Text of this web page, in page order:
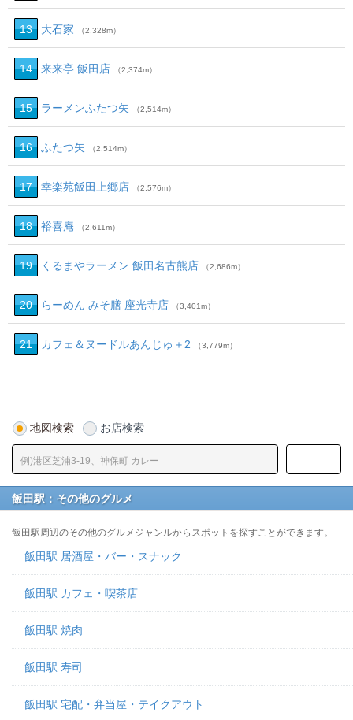
13 大石家 （2,328m）
14 来来亭 飯田店 （2,374m）
15 ラーメンふたつ矢 （2,514m）
16 ふたつ矢 （2,514m）
17 幸楽苑飯田上郷店 （2,576m）
18 裕喜庵 （2,611m）
19 くるまやラーメン 飯田名古熊店 （2,686m）
20 らーめん みそ膳 座光寺店 （3,401m）
21 カフェ＆ヌードルあんじゅ＋2 （3,779m）
地図検索 お店検索
飯田駅：その他のグルメ
飯田駅周辺のその他のグルメジャンルからスポットを探すことができます。
飯田駅 居酒屋・バー・スナック
飯田駅 カフェ・喫茶店
飯田駅 焼肉
飯田駅 寿司
飯田駅 宅配・弁当屋・テイクアウト